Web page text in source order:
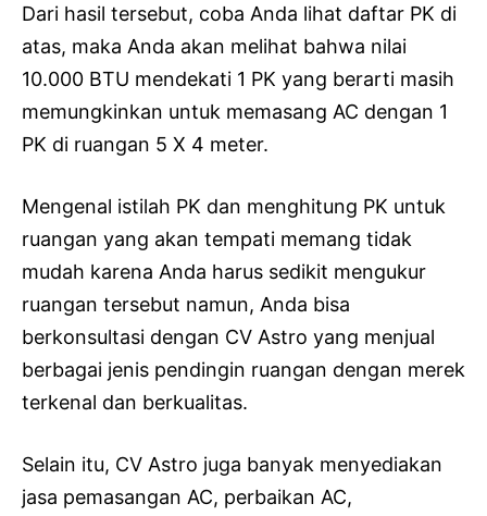
Dari hasil tersebut, coba Anda lihat daftar PK di
atas, maka Anda akan melihat bahwa nilai
10.000 BTU mendekati 1 PK yang berarti masih
memungkinkan untuk memasang AC dengan 1
PK di ruangan 5 X 4 meter.
Mengenal istilah PK dan menghitung PK untuk
ruangan yang akan tempati memang tidak
mudah karena Anda harus sedikit mengukur
ruangan tersebut namun, Anda bisa
berkonsultasi dengan CV Astro yang menjual
berbagai jenis pendingin ruangan dengan merek
terkenal dan berkualitas.
Selain itu, CV Astro juga banyak menyediakan
jasa pemasangan AC, perbaikan AC,